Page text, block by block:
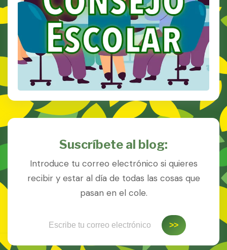
Suscríbete al blog:
Introduce tu correo electrónico si quieres
recibir y estar al día de todas las cosas que
pasan en el cole.
>>